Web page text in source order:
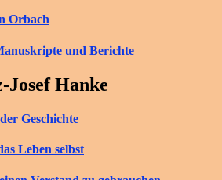
Orbach
und Berichte
Josef Hanke
Geschichte
Leben selbst